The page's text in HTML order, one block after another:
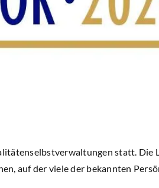
statt. Die
auf der viele der bekannten